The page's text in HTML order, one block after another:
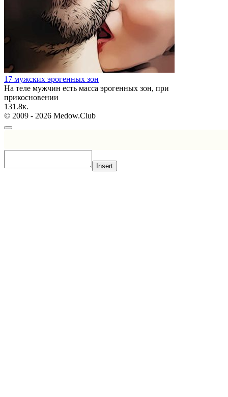
17 мужских эрогенных зон
На теле мужчин есть масса эрогенных зон, при
прикосновении
131.8к.
© 2009 - 2026 Medow.Club
Insert